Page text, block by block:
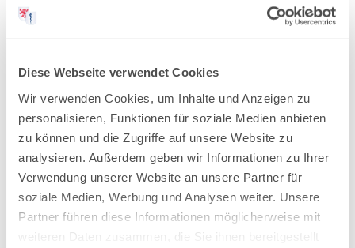
Diese Webseite verwendet Cookies
Wir verwenden Cookies, um Inhalte und Anzeigen zu
personalisieren, Funktionen für soziale Medien anbieten
zu können und die Zugriffe auf unsere Website zu
analysieren. Außerdem geben wir Informationen zu Ihrer
Verwendung unserer Website an unsere Partner für
soziale Medien, Werbung und Analysen weiter. Unsere
Partner führen diese Informationen möglicherweise mit
PDF-Datei zur Verfügung
nur als PDF-Datei zur Verfügung. Aus technischen
Gründen können wir Ihnen ältere Ausgaben an dieser Stelle
nicht als einzelne Artikel anbieten.
Zur aktuellen PDF-Ausgabe
Alle Ausgaben anzeigen